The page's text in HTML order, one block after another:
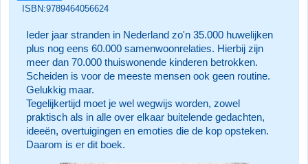
ISBN:9789464056624
Ieder jaar stranden in Nederland zo'n 35.000 huwelijken
plus nog eens 60.000 samenwoonrelaties. Hierbij zijn
meer dan 70.000 thuiswonende kinderen betrokken.
Scheiden is voor de meeste mensen ook geen routine.
Gelukkig maar.
Tegelijkertijd moet je wel wegwijs worden, zowel
praktisch als in alle over elkaar buitelende gedachten,
ideeën, overtuigingen en emoties die de kop opsteken.
Daarom is er dit boek.